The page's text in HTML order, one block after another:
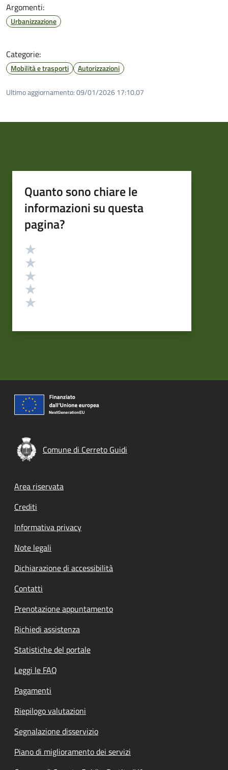
Argomenti:
Urbanizzazione
Categorie:
Mobilità e trasporti Autorizzazioni
Ultimo aggiornamento:09/01/2026 17:10.07
Quanto sono chiare le
informazioni su questa
pagina?
Valutazione
Comune di Cerreto Guidi
Footer menu
Area riservata
Crediti
Informativa privacy
Note legali
Dichiarazione di accessibilità
Contatti
Prenotazione appuntamento
Richiedi assistenza
Statistiche del portale
Leggi le FAQ
Pagamenti
Riepilogo valutazioni
Segnalazione disservizio
Piano di miglioramento dei servizi